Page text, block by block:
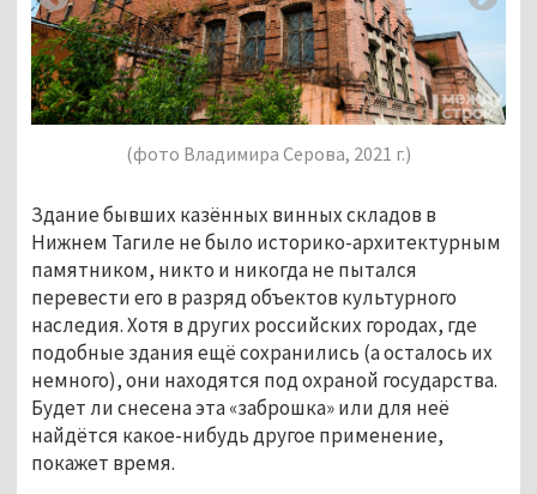
(фото Владимира Серова, 2021 г.)
Здание бывших казённых винных складов в
Нижнем Тагиле не было историко-архитектурным
памятником, никто и никогда не пытался
перевести его в разряд объектов культурного
наследия. Хотя в других российских городах, где
подобные здания ещё сохранились (а осталось их
немного), они находятся под охраной государства.
Будет ли снесена эта «заброшка» или для неё
найдётся какое-нибудь другое применение,
покажет время.